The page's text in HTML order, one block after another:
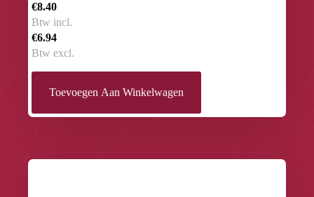
€8.40
Btw incl.
€6.94
Btw excl.
Toevoegen Aan Winkelwagen